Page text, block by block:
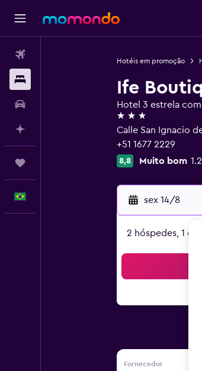
Hotéis em promoção
Ife
Hotel 3 estrela
3 estrelas
Calle San Ignacio
+51 1677 2229
8,8 Muito bom
sex 14/8
2 hóspedes, 1
Fornecedor